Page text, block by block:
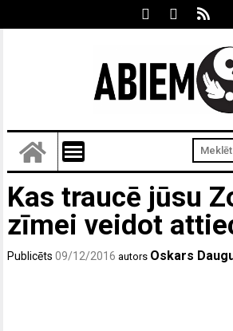
Kas traucē jūsu
zīmei veidot
Publicēts09/12/2016 autors Oskars